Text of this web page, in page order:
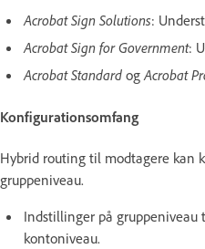
Acrobat Sign Solutions:
Acrobat Sign for Government:
Acrobat Standard ogAcrobat
Konfigurationsomfang
Hybrid routing til modtagere kan
gruppeniveau.
Indstillinger på
kontoniveau.